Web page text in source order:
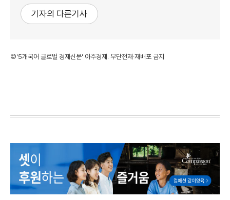
기자의 다른기사
©'5개국어 글로벌 경제신문' 아주경제. 무단전재·재배포 금지